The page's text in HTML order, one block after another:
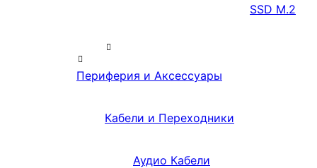
SSD M.2
Периферия и Аксессуары
Кабели и Переходники
Аудио Кабели